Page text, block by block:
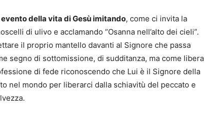
della vita di Gesù imitando, come ci invita la
di ulivo e acclamando “Osanna nell’alto dei cieli”.
il proprio mantello davanti al Signore che passa
segno di sottomissione, di sudditanza, ma come libera
di fede riconoscendo che Lui è il Signore della
nel mondo per liberarci dalla schiavitù del peccato e